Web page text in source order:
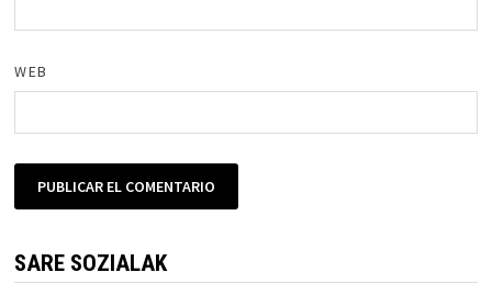
WEB
SARE SOZIALAK